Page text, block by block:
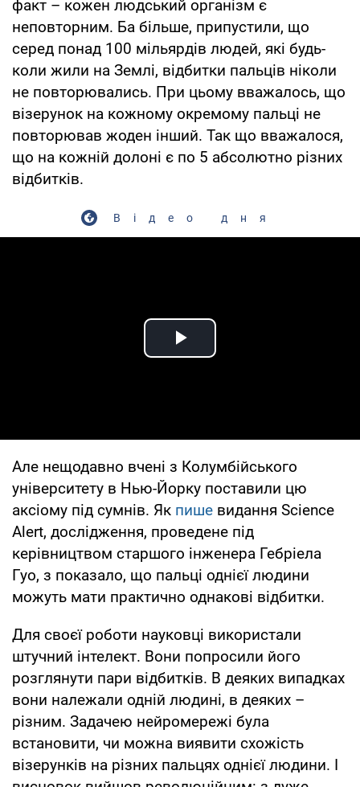
факт – кожен людський організм є
неповторним. Ба більше, припустили, що
серед понад 100 мільярдів людей, які будь-
коли жили на Землі, відбитки пальців ніколи
не повторювались. При цьому вважалось, що
візерунок на кожному окремому пальці не
повторював жоден інший. Так що вважалося,
що на кожній долоні є по 5 абсолютно різних
відбитків.
Відео дня
Play Video
Але нещодавно вчені з Колумбійського
університету в Нью-Йорку поставили цю
аксіому під сумнів. Як пише видання Science
Alert, дослідження, проведене під
керівництвом старшого інженера Гебріела
Гуо, з показало, що пальці однієї людини
можуть мати практично однакові відбитки.
Для своєї роботи науковці використали
штучний інтелект. Вони попросили його
розглянути пари відбитків. В деяких випадках
вони належали одній людині, в деяких –
різним. Задачею нейромережі була
встановити, чи можна виявити схожість
візерунків на різних пальцях однієї людини. І